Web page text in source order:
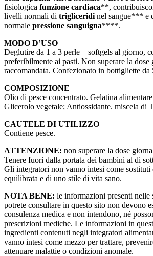
fisiologica funzione cardiaca**,
livelli normali di trigliceridi nel sangue*** e
normale pressione sanguigna****.
MODO D’USO
Deglutire da 1 a 3 perle – softgels al giorno,
preferibilmente ai pasti. Non superare la dose
raccomandata. Confezionato in bottigliette da
COMPOSIZIONE
Olio di pesce concentrato. Gelatina
Glicerolo vegetale; Antiossidante. miscela di
CAUTELE DI UTILIZZO
Contiene pesce.
ATTENZIONE: non superare la dose
Tenere fuori dalla portata dei bambini al di
Gli integratori non vanno intesi come sostituti
equilibrata e di uno stile di vita sano.
NOTA BENE: le informazioni presenti nelle
potrete consultare in questo sito non devono
consulenza medica e non intendono, né
prescrizioni mediche. Le informazioni in
ingredienti contenuti negli integratori
vanno intesi come mezzo per trattare,
attenuare malattie o condizioni anomale.